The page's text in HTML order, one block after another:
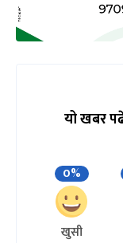
यो खबर
0%
खुसी